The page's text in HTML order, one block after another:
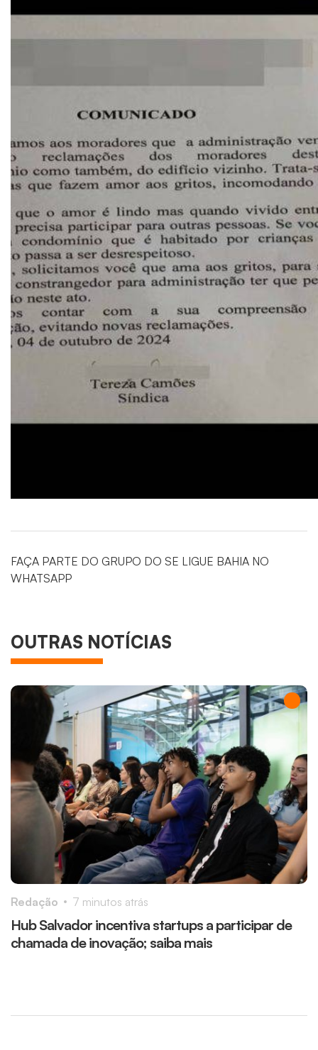
FAÇA PARTE DO GRUPO DO SE LIGUE BAHIA NO
WHATSAPP
OUTRAS NOTÍCIAS
Hub Salvador incentiva startups a participar de
chamada de inovação; saiba mais
Redação 7 minutos atrás